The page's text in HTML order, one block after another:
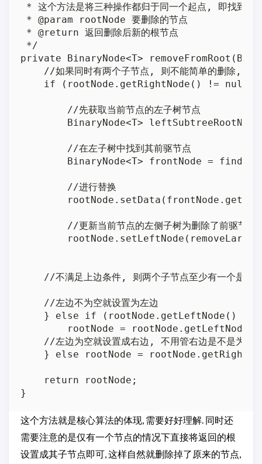
* 这个方法是将三种操作都归于同一个起点, 即找到
* @param rootNode 要删除的节点
* @return 返回删除后新的根节点
*/
private BinaryNode<T>
//如果同时有两个子节点, 则不能简单的删除, 需
if (rootNode.getRightNode() != null
        //先获取当前节点的左子树节点
BinaryNode<T>
        //在左子树中找到其前驱节点
BinaryNode<T> frontNode =
        //进行替换
//更新当前节点的左侧子树为删除了前驱节点
//不满足上边条件, 则两个子节点至少有一个是
    //左边不为空就设置为左边
} else if (rootNode.getLeftNode() !=
rootNode =
//左边为空就设置成右边, 不用管右边是不是为空
} else rootNode =
    return rootNode;
这个方法就是核心算法的体现, 需要好好理解. 同时还
需要注意的是仅有一个节点的情况下直接将返回的根
设置成其子节点即可, 这样自然就删除掉了原来的节点,